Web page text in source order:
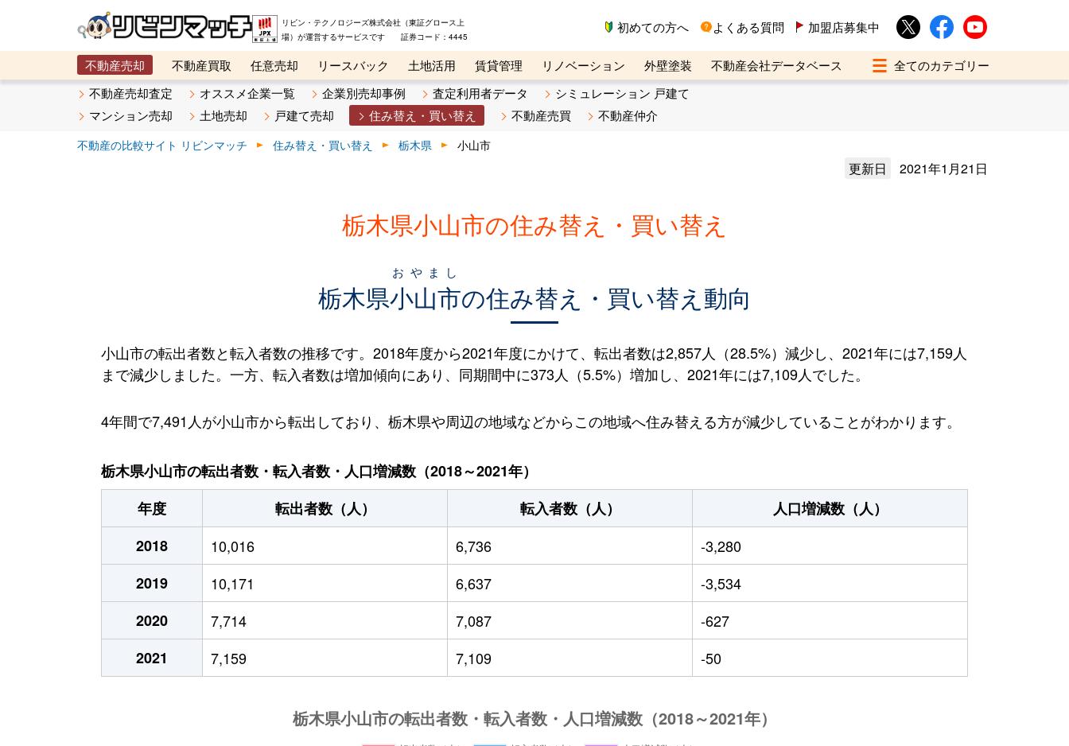
リビン・テクノロジーズ株式会社（東証グロース上
場）が運営するサービスです 証券コード：4445
初めての方へ よくある質問 加盟店募集中
不動産売却 不動産買取 任意売却 リースバック 土地活用 賃貸管理 リノベーション 外壁塗装
不動産会社データベース
メタ住宅展示場
ベスト不動産カンパニー オンライン講座 リビンマガジンBiz 不動産売却ご相談デスク
不動産売却査定 オススメ企業一覧 企業別売却事例 査定利用者データ
シミュレーション 戸建て
マンション売却
土地売却 戸建て売却 住み替え・買い替え 不動産売買 不動産仲介
不動産の比較サイト リビンマッチ 住み替え・買い替え 栃木県 小山市
更新日 2021年1月21日
栃木県小山市の住み替え・買い替え
栃木県小山市
おやまし
の住み替え・買い替え動向
小山市の転出者数と転入者数の推移です。2018年度から2021年度にかけて、転出者数は2,857人（28.5%）減少し、2021年には7,159人
まで減少しました。一方、転入者数は増加傾向にあり、同期間中に373人（5.5%）増加し、2021年には7,109人でした。
4年間で7,491人が小山市から転出しており、栃木県や周辺の地域などからこの地域へ住み替える方が減少していることがわかります。
栃木県小山市の転出者数・転入者数・人口増減数（2018～2021年）
年度
転出者数（人） 転入者数（人）
人口増減数（人）
2018
10,016 6,736
-3,280
2019
10,171 6,637
-3,534
2020
7,714 7,087
-627
2021
7,159 7,109 -50